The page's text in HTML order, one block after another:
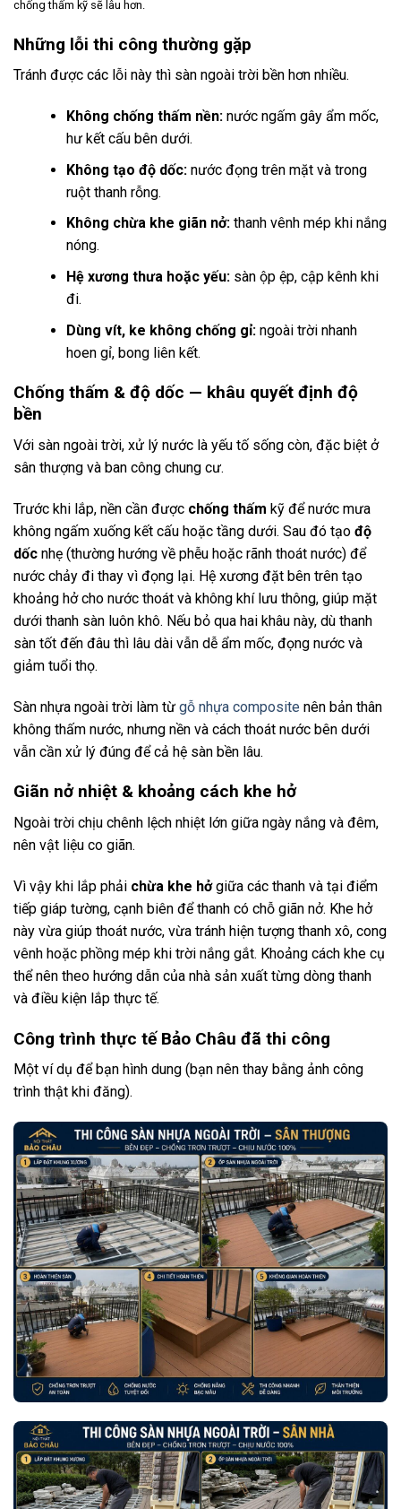
chống thấm kỹ sẽ lâu hơn.
Những lỗi thi công thường gặp
Tránh được các lỗi này thì sàn ngoài trời bền hơn nhiều.
Không chống thấm nền:nước ngấm gây ẩm mốc,
hư kết cấu bên dưới.
Không tạo độ dốc:nước đọng trên mặt và trong
ruột thanh rỗng.
Không chừa khe giãn nở:thanh vênh mép khi nắng
nóng.
Hệ xương thưa hoặc yếu:sàn ộp ệp, cập kênh khi
đi.
Dùng vít, ke không chống gỉ:ngoài trời nhanh
hoen gỉ, bong liên kết.
Chống thấm & độ dốc — khâu quyết định độ
bền
Với sàn ngoài trời, xử lý nước là yếu tố sống còn, đặc biệt ở
sân thượng và ban công chung cư.
Trước khi lắp, nền cần được chống thấm kỹ để nước mưa
không ngấm xuống kết cấu hoặc tầng dưới. Sau đó tạo độ
dốc nhẹ (thường hướng về phễu hoặc rãnh thoát nước) để
nước chảy đi thay vì đọng lại. Hệ xương đặt bên trên tạo
khoảng hở cho nước thoát và không khí lưu thông, giúp mặt
dưới thanh sàn luôn khô. Nếu bỏ qua hai khâu này, dù thanh
sàn tốt đến đâu thì lâu dài vẫn dễ ẩm mốc, đọng nước và
giảm tuổi thọ.
Sàn nhựa ngoài trời làm từ gỗ nhựa composite nên bản thân
không thấm nước, nhưng nền và cách thoát nước bên dưới
vẫn cần xử lý đúng để cả hệ sàn bền lâu.
Giãn nở nhiệt & khoảng cách khe hở
Ngoài trời chịu chênh lệch nhiệt lớn giữa ngày nắng và đêm,
nên vật liệu co giãn.
Vì vậy khi lắp phải chừa khe hởgiữa các thanh và tại điểm
tiếp giáp tường, cạnh biên để thanh có chỗ giãn nở. Khe hở
này vừa giúp thoát nước, vừa tránh hiện tượng thanh xô, cong
vênh hoặc phồng mép khi trời nắng gắt. Khoảng cách khe cụ
thể nên theo hướng dẫn của nhà sản xuất từng dòng thanh
và điều kiện lắp thực tế.
Công trình thực tế Bảo Châu đã thi công
Một ví dụ để bạn hình dung (bạn nên thay bằng ảnh công
trình thật khi đăng).